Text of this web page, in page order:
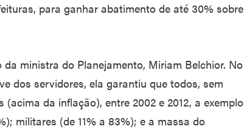
para ganhar abatimento de até 30% sobre
ministra do Planejamento, Miriam Belchior. No
dos servidores, ela garantiu que todos, sem
(acima da inflação), entre 2002 e 2012, a exemplo
militares (de 11% a 83%); e a massa do